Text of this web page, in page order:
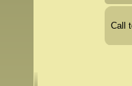
Call